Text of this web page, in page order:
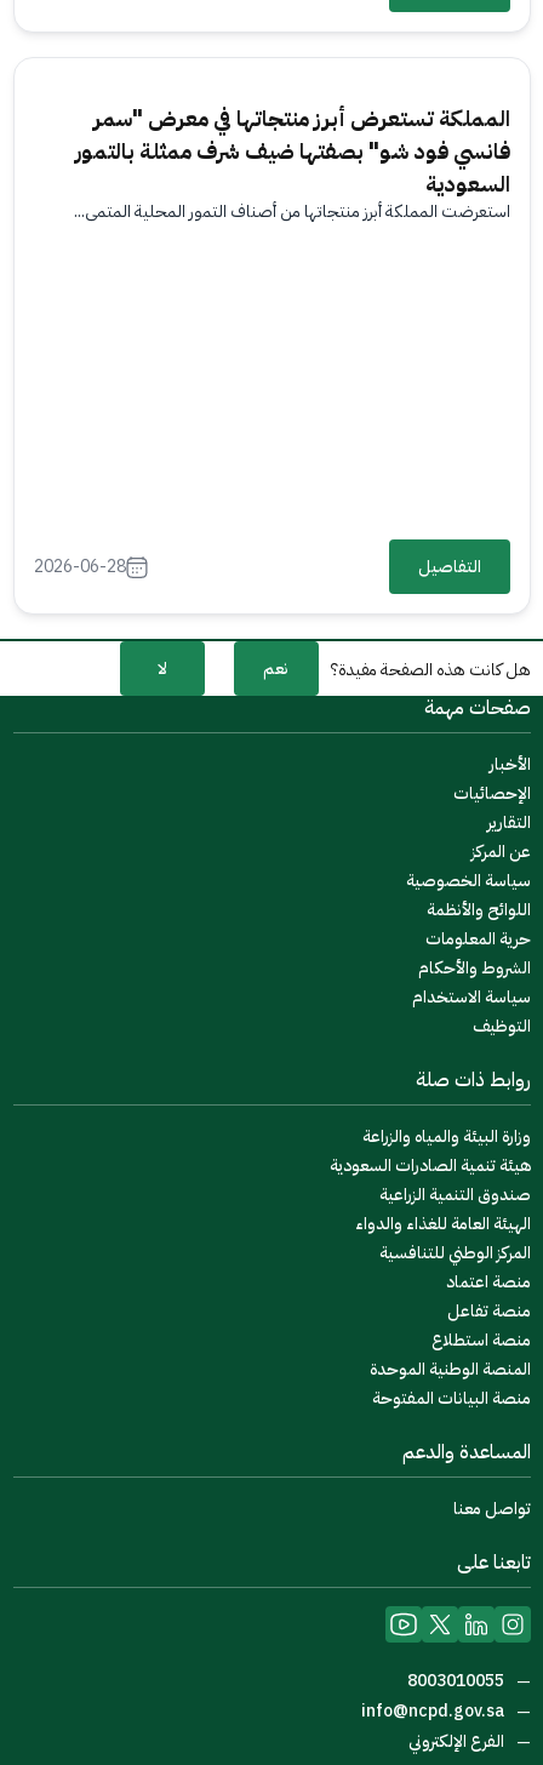
المملكة تستعرض أبرز منتجاتها في معرض "سمر
فانسي فود شو" بصفتها ضيف شرف ممثلة بالتمور
السعودية
استعرضت المملكة أبرز منتجاتها من أصناف التمور المحلية المتمي...
التفاصيل 2026-06-28
هل كانت هذه الصفحة مفيدة؟ نعم لا
صفحات مهمة
الأخبار
الإحصائيات
التقارير
عن المركز
سياسة الخصوصية
اللوائح والأنظمة
حرية المعلومات
الشروط والأحكام
سياسة الاستخدام
التوظيف
روابط ذات صلة
وزارة البيئة والمياه والزراعة
هيئة تنمية الصادرات السعودية
صندوق التنمية الزراعية
الهيئة العامة للغذاء والدواء
المركز الوطني للتنافسية
منصة اعتماد
منصة تفاعل
منصة استطلاع
المنصة الوطنية الموحدة
منصة البيانات المفتوحة
المساعدة والدعم
تواصل معنا
تابعنا على
—
—
info@ncpd.gov.sa
— الفرع الإلكتروني